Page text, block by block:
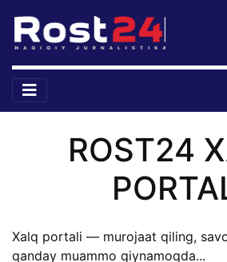
ROST24
Xalq portali — murojaat qiling,
qanday muammo qiynamoqda...